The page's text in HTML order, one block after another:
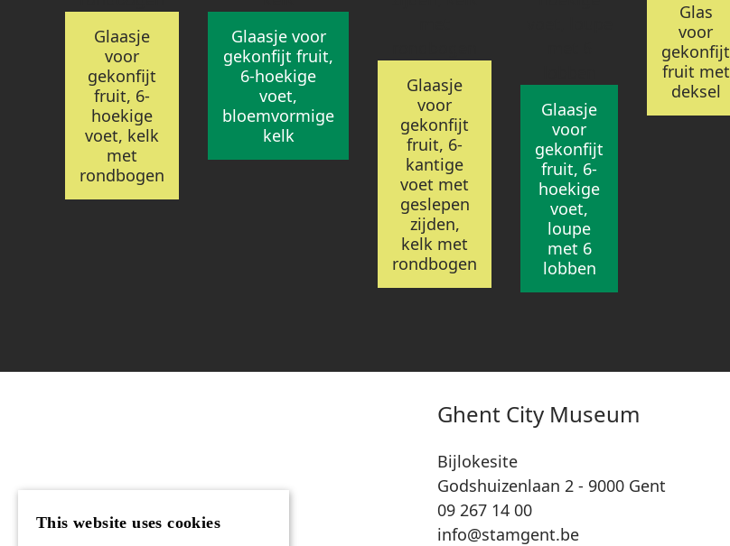
Glaasje
voor
gekonfijt
fruit, 6-
hoekige
voet, kelk
met
rondbogen
Glaasje voor
gekonfijt fruit,
6-hoekige
voet,
bloemvormige
kelk
Glaasje
voor
gekonfijt
fruit, 6-
kantige
voet met
geslepen
zijden,
kelk met
rondbogen
Glaasje
voor
gekonfijt
fruit, 6-
hoekige
voet,
loupe
met 6
lobben
Glas
voor
gekonfijt
fruit met
deksel
Ghent City Museum
Bijlokesite
Godshuizenlaan 2 - 9000 Gent
09 267 14 00
info@stamgent.be
This website uses cookies